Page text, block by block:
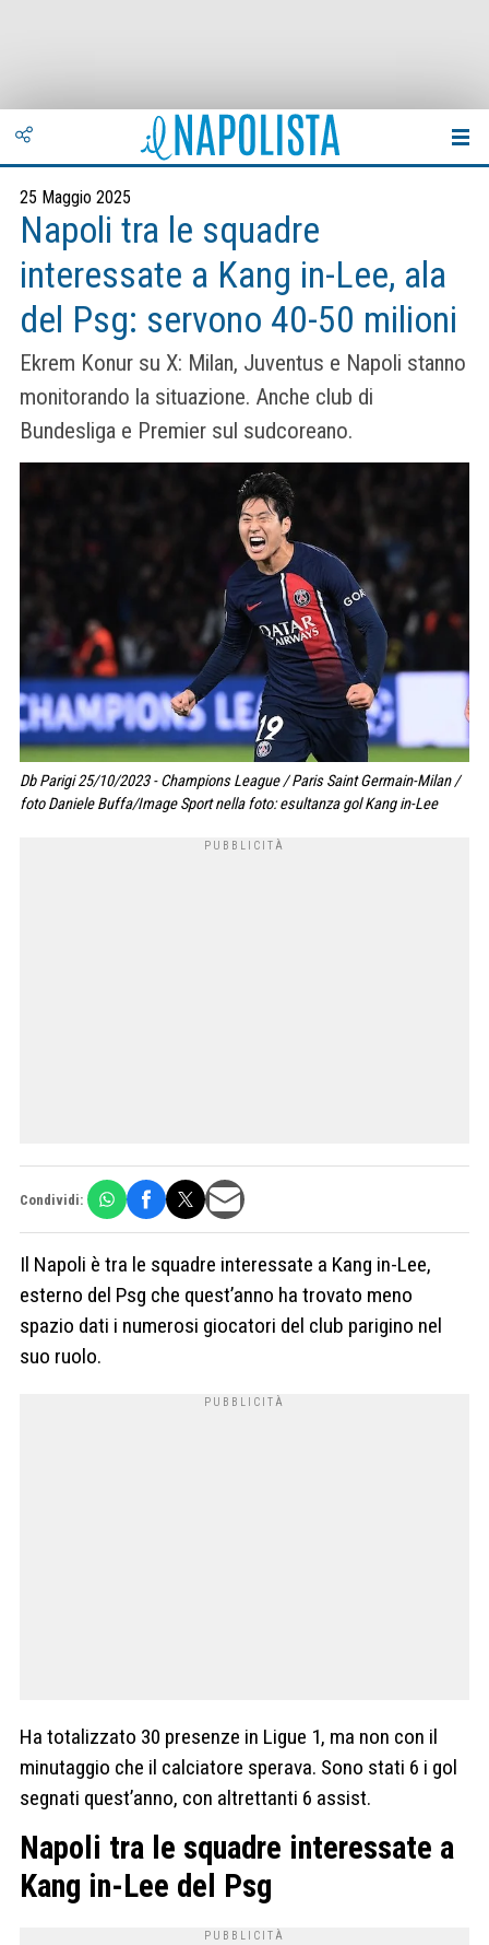
25 Maggio 2025
Napoli tra le squadre
interessate a Kang in-Lee, ala
del Psg: servono 40-50 milioni
Ekrem Konur su X: Milan, Juventus e Napoli stanno
monitorando la situazione. Anche club di
Bundesliga e Premier sul sudcoreano.
Db Parigi 25/10/2023 - Champions League / Paris Saint Germain-Milan /
foto Daniele Buffa/Image Sport nella foto: esultanza gol Kang in-Lee
Condividi:
Il Napoli è tra le squadre interessate a Kang in-Lee,
esterno del Psg che quest’anno ha trovato meno
spazio dati i numerosi giocatori del club parigino nel
suo ruolo.
Ha totalizzato 30 presenze in Ligue 1, ma non con il
minutaggio che il calciatore sperava. Sono stati 6 i gol
segnati quest’anno, con altrettanti 6 assist.
Napoli tra le squadre interessate a
Kang in-Lee del Psg